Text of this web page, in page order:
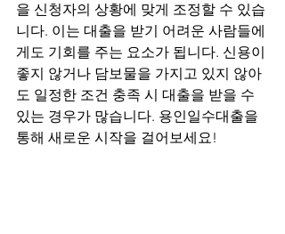
을 신청자의 상황에 맞게 조정할 수 있습
니다. 이는 대출을 받기 어려운 사람들에
게도 기회를 주는 요소가 됩니다. 신용이
좋지 않거나 담보물을 가지고 있지 않아
도 일정한 조건 충족 시 대출을 받을 수
있는 경우가 많습니다. 용인일수대출을
통해 새로운 시작을 걸어보세요!